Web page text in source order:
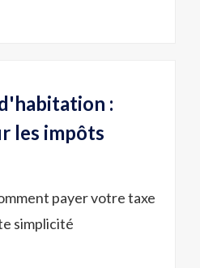
:
les impôts
payer votre taxe
simplicité